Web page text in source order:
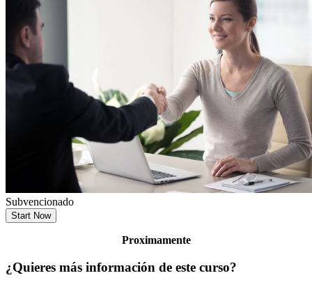
Subvencionado
Start Now
Proximamente
¿Quieres más información de este curso?